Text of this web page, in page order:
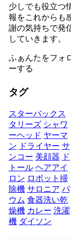
少しでも役立つ
報をこれからも
謝の気持ちで発
していきます。
ふぁんたをフォ
ーする
タグ
スターバックス
タリーズ シャワ
ーヘッド ヤーマ
ン ドライヤー サ
ンコー 美顔器 ド
トール ヘアアイ
ロン ロボット掃
除機 サロニア バ
ウム 食器洗い乾
燥機 カレー 洗濯
機 ダイソン